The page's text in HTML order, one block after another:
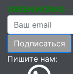
GREENWORKS -
Ваша почта
Подписаться
Пишите нам: